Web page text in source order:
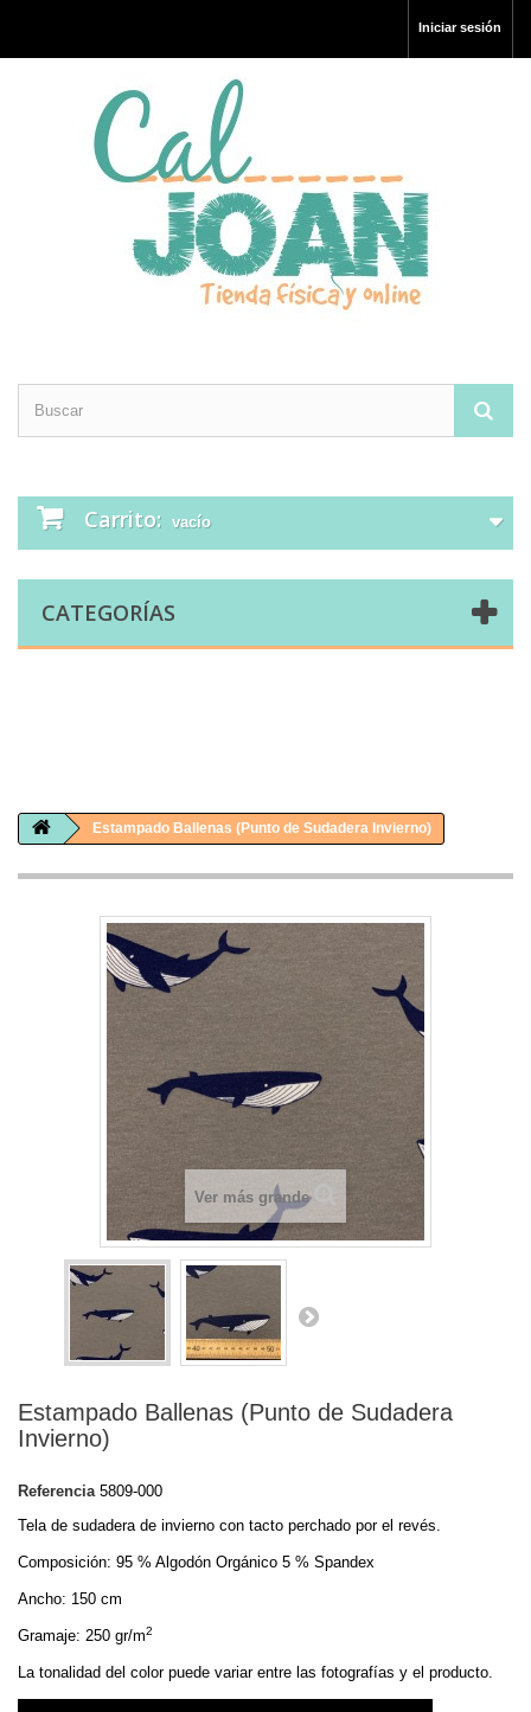
Iniciar sesión
Carrito: vacío
CATEGORÍAS
Estampado Ballenas (Punto de Sudadera Invierno)
Ver más grande
Estampado Ballenas (Punto de Sudadera
Invierno)
Referencia 5809-000
Tela de sudadera de invierno con tacto perchado por el revés.
Composición: 95 % Algodón Orgánico 5 % Spandex
Ancho: 150 cm
Gramaje: 250 gr/m2
La tonalidad del color puede variar entre las fotografías y el producto.